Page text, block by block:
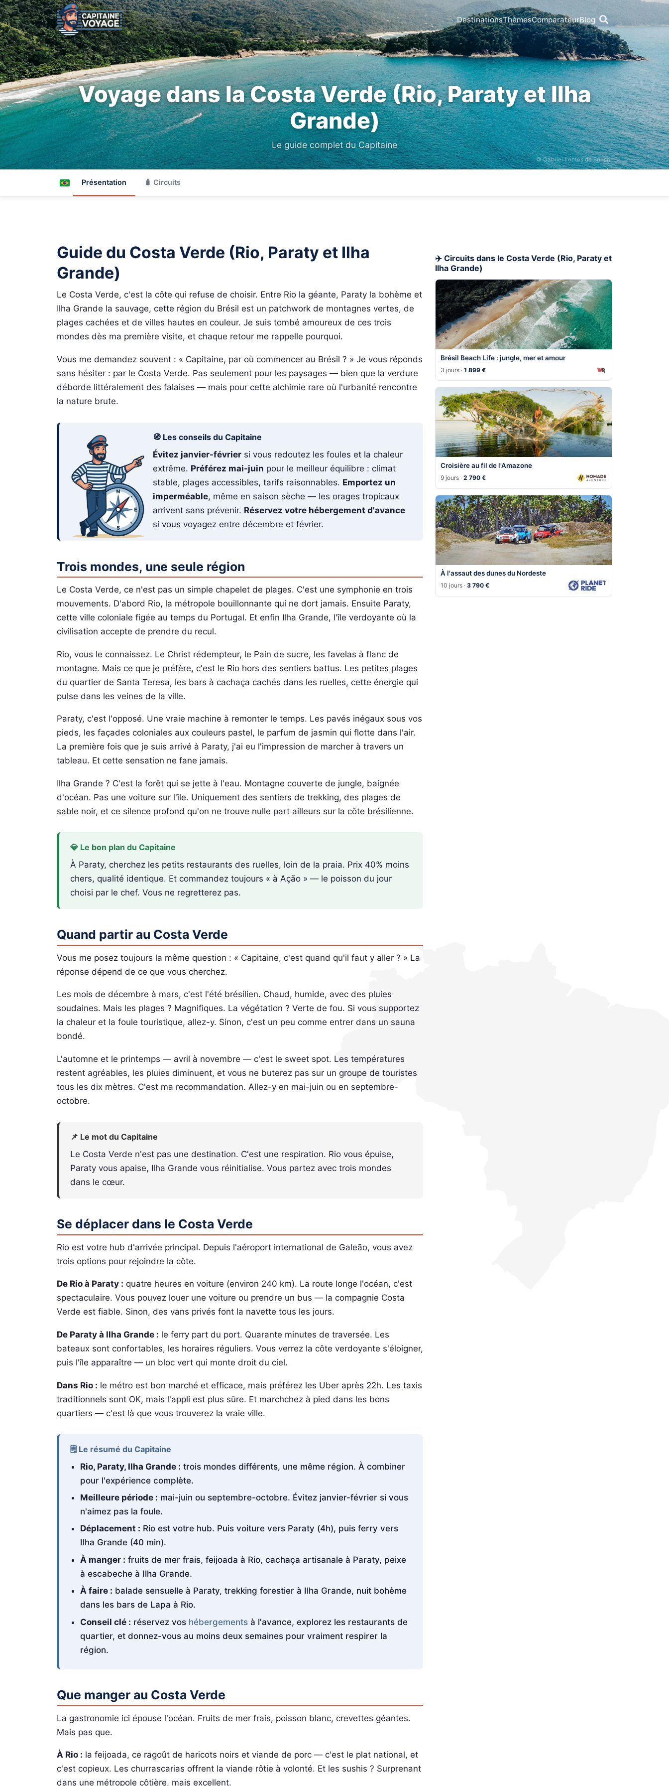
DestinationsThèmesComparateurBlog
Voyage dans la Costa Verde (Rio, Paraty et Ilha
Grande)
Le guide complet du Capitaine
© Gabriel Fontes de Sousa
Présentation 🧳 Circuits
Guide du Costa Verde (Rio, Paraty et Ilha
Grande)
Le Costa Verde, c'est la côte qui refuse de choisir. Entre Rio la géante, Paraty la bohème et
Ilha Grande la sauvage, cette région du Brésil est un patchwork de montagnes vertes, de
plages cachées et de villes hautes en couleur. Je suis tombé amoureux de ces trois
mondes dès ma première visite, et chaque retour me rappelle pourquoi.
Vous me demandez souvent : « Capitaine, par où commencer au Brésil ? » Je vous réponds
sans hésiter : par le Costa Verde. Pas seulement pour les paysages — bien que la verdure
déborde littéralement des falaises — mais pour cette alchimie rare où l'urbanité rencontre
la nature brute.
🧭 Les conseils du Capitaine
Évitez janvier-février si vous redoutez les foules et la chaleur
extrême. Préférez mai-juin pour le meilleur équilibre : climat
stable, plages accessibles, tarifs raisonnables. Emportez un
imperméable, même en saison sèche — les orages tropicaux
arrivent sans prévenir. Réservez votre hébergement d'avance
si vous voyagez entre décembre et février.
Trois mondes, une seule région
Le Costa Verde, ce n'est pas un simple chapelet de plages. C'est une symphonie en trois
mouvements. D'abord Rio, la métropole bouillonnante qui ne dort jamais. Ensuite Paraty,
cette ville coloniale figée au temps du Portugal. Et enfin Ilha Grande, l'île verdoyante où la
civilisation accepte de prendre du recul.
Rio, vous le connaissez. Le Christ rédempteur, le Pain de sucre, les favelas à flanc de
montagne. Mais ce que je préfère, c'est le Rio hors des sentiers battus. Les petites plages
du quartier de Santa Teresa, les bars à cachaça cachés dans les ruelles, cette énergie qui
pulse dans les veines de la ville.
Paraty, c'est l'opposé. Une vraie machine à remonter le temps. Les pavés inégaux sous vos
pieds, les façades coloniales aux couleurs pastel, le parfum de jasmin qui flotte dans l'air.
La première fois que je suis arrivé à Paraty, j'ai eu l'impression de marcher à travers un
tableau. Et cette sensation ne fane jamais.
Ilha Grande ? C'est la forêt qui se jette à l'eau. Montagne couverte de jungle, baignée
d'océan. Pas une voiture sur l'île. Uniquement des sentiers de trekking, des plages de
sable noir, et ce silence profond qu'on ne trouve nulle part ailleurs sur la côte brésilienne.
💎 Le bon plan du Capitaine
À Paraty, cherchez les petits restaurants des ruelles, loin de la praia. Prix 40% moins
chers, qualité identique. Et commandez toujours « à Ação » — le poisson du jour
choisi par le chef. Vous ne regretterez pas.
Quand partir au Costa Verde
Vous me posez toujours la même question : « Capitaine, c'est quand qu'il faut y aller ? » La
réponse dépend de ce que vous cherchez.
Les mois de décembre à mars, c'est l'été brésilien. Chaud, humide, avec des pluies
soudaines. Mais les plages ? Magnifiques. La végétation ? Verte de fou. Si vous supportez
la chaleur et la foule touristique, allez-y. Sinon, c'est un peu comme entrer dans un sauna
bondé.
L'automne et le printemps — avril à novembre — c'est le sweet spot. Les températures
restent agréables, les pluies diminuent, et vous ne buterez pas sur un groupe de touristes
tous les dix mètres. C'est ma recommandation. Allez-y en mai-juin ou en septembre-
octobre.
📌 Le mot du Capitaine
Le Costa Verde n'est pas une destination. C'est une respiration. Rio vous épuise,
Paraty vous apaise, Ilha Grande vous réinitialise. Vous partez avec trois mondes
dans le cœur.
Se déplacer dans le Costa Verde
Rio est votre hub d'arrivée principal. Depuis l'aéroport international de Galeão, vous avez
trois options pour rejoindre la côte.
De Rio à Paraty : quatre heures en voiture (environ 240 km). La route longe l'océan, c'est
spectaculaire. Vous pouvez louer une voiture ou prendre un bus — la compagnie Costa
Verde est fiable. Sinon, des vans privés font la navette tous les jours.
De Paraty à Ilha Grande : le ferry part du port. Quarante minutes de traversée. Les
bateaux sont confortables, les horaires réguliers. Vous verrez la côte verdoyante s'éloigner,
puis l'île apparaître — un bloc vert qui monte droit du ciel.
Dans Rio : le métro est bon marché et efficace, mais préférez les Uber après 22h. Les taxis
traditionnels sont OK, mais l'appli est plus sûre. Et marchchez à pied dans les bons
quartiers — c'est là que vous trouverez la vraie ville.
🗒️ Le résumé du Capitaine
Rio, Paraty, Ilha Grande : trois mondes différents, une même région. À combiner
pour l'expérience complète.
Meilleure période : mai-juin ou septembre-octobre. Évitez janvier-février si vous
n'aimez pas la foule.
Déplacement : Rio est votre hub. Puis voiture vers Paraty (4h), puis ferry vers
Ilha Grande (40 min).
À manger : fruits de mer frais, feijoada à Rio, cachaça artisanale à Paraty, peixe
à escabeche à Ilha Grande.
À faire : balade sensuelle à Paraty, trekking forestier à Ilha Grande, nuit bohème
dans les bars de Lapa à Rio.
Conseil clé : réservez vos hébergementsà l'avance, explorez les restaurants de
quartier, et donnez-vous au moins deux semaines pour vraiment respirer la
région.
Que manger au Costa Verde
La gastronomie ici épouse l'océan. Fruits de mer frais, poisson blanc, crevettes géantes.
Mais pas que.
À Rio : la feijoada, ce ragoût de haricots noirs et viande de porc — c'est le plat national, et
c'est copieux. Les churrascarias offrent la viande rôtie à volonté. Et les sushis ? Surprenant
dans une métropole côtière, mais excellent.
✈️ Circuits dans le Costa Verde (Rio, Paraty et
Ilha Grande)
Brésil Beach Life : jungle, mer et amour
3 jours ·1 899 €
Croisière au fil de l'Amazone
9 jours ·2 790 €
À l'assaut des dunes du Nordeste
10 jours ·3 790 €